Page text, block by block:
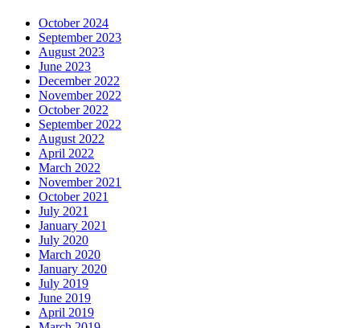
October 2024
September 2023
August 2023
June 2023
December 2022
November 2022
October 2022
September 2022
August 2022
April 2022
March 2022
November 2021
October 2021
July 2021
January 2021
July 2020
March 2020
January 2020
July 2019
June 2019
April 2019